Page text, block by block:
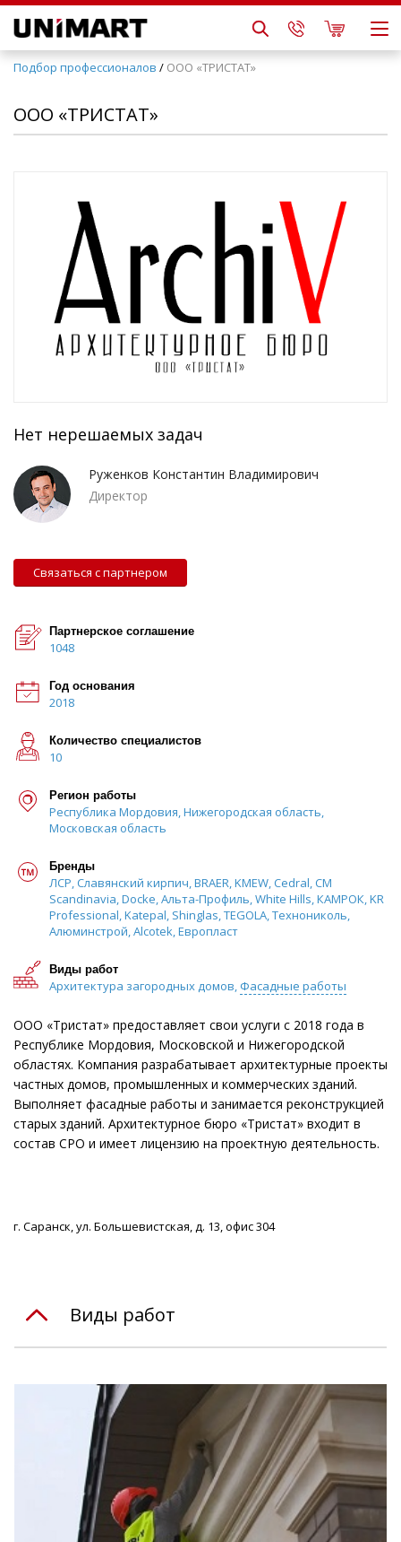
Подбор профессионалов / ООО «ТРИСТАТ»
ООО «ТРИСТАТ»
Нет нерешаемых задач
Руженков Константин Владимирович
Директор
Связаться с партнером
Партнерское соглашение
1048
Год основания
2018
Количество специалистов
10
Регион работы
Республика Мордовия, Нижегородская область,
Московская область
Бренды
ЛСР, Славянский кирпич, BRAER, KMEW, Cedral, CM
Scandinavia, Docke, Альта-Профиль, White Hills, КАМРОК, KR
Professional, Katepal, Shinglas, TEGOLA, Технониколь,
Алюминстрой, Alcotek, Европласт
Виды работ
Архитектура загородных домов, Фасадные работы
ООО «Тристат» предоставляет свои услуги с 2018 года в
Республике Мордовия, Московской и Нижегородской
областях. Компания разрабатывает архитектурные проекты
частных домов, промышленных и коммерческих зданий.
Выполняет фасадные работы и занимается реконструкцией
старых зданий. Архитектурное бюро «Тристат» входит в
состав СРО и имеет лицензию на проектную деятельность.
г. Саранск, ул. Большевистская, д. 13, офис 304
Виды работ